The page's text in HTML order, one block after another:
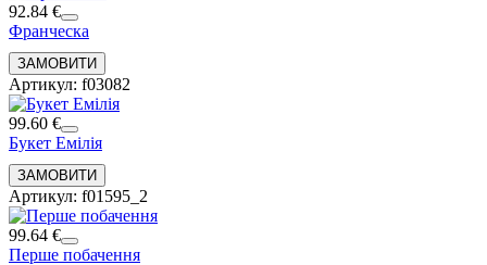
92.84 €
Франческа
Артикул: f03082
99.60 €
Букет Емілія
Артикул: f01595_2
99.64 €
Перше побачення